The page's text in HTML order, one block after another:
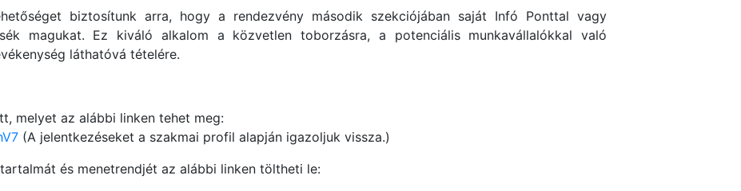
biztosítunk arra, hogy a rendezvény második szekciójában saját Infó Ponttal vagy
magukat. Ez kiváló alkalom a közvetlen toborzásra, a potenciális munkavállalókkal való
láthatóvá tételére.
melyet az alábbi linken tehet meg:
(A jelentkezéseket a szakmai profil alapján igazoljuk vissza.)
és menetrendjét az alábbi linken töltheti le: